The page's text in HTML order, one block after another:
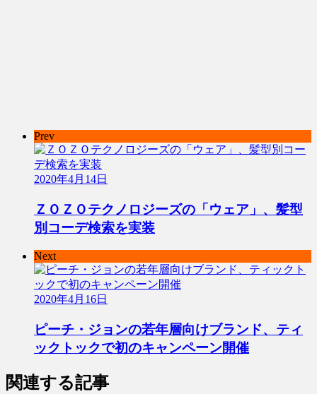
Prev
2020年4月14日
ＺＯＺＯテクノロジーズの「ウェア」、髪型
別コーデ検索を実装
Next
2020年4月16日
ピーチ・ジョンの若年層向けブランド、ティ
ックトックで初のキャンペーン開催
関連する記事